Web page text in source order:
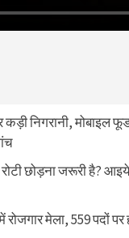
निगरानी, मोबाइल
छोड़ना जरूरी है?
मेला, 559 पदों पर